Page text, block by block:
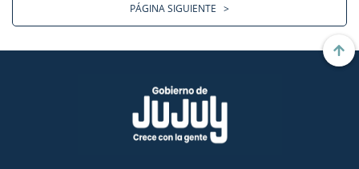
PÁGINA SIGUIENTE >